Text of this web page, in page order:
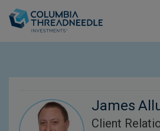
James
Client